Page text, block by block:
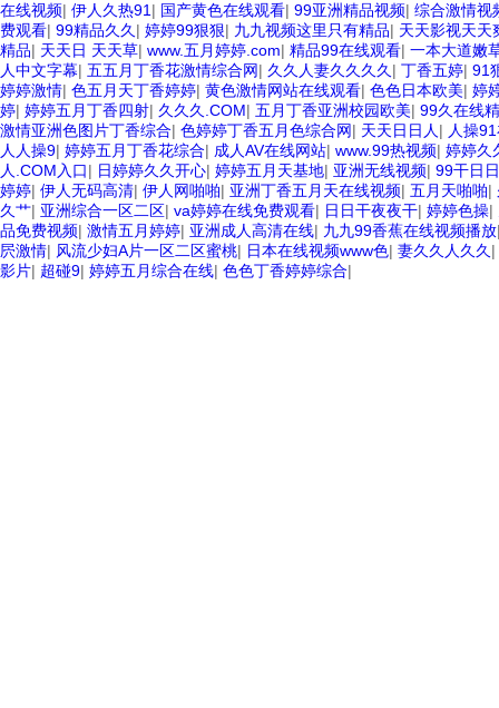
在线视频| 伊人久热91 | 国产黄色在线观看| 99亚洲精品视频| 综合激情视
费观看| 99精品久久 | 婷婷99狠狠| 九九视频这里只有精品| 天天影视天天
精品| 天天日 天天草| www.五月婷婷.com| 精品99在线观看| 一本大道嫩
人中文字幕| 五五月丁香花激情综合网| 久久人妻久久久久 | 丁香五婷| 91
婷婷激情| 色五月天丁香婷婷| 黄色激情网站在线观看| 色色日本欧美| 婷
婷| 婷婷五月丁香四射| 久久久.COM| 五月丁香亚洲校园欧美| 99久在线
激情亚洲色图片丁香综合| 色婷婷丁香五月色综合网| 天天日日人 | 人操
人人操9| 婷婷五月丁香花综合| 成人AV在线网站| www.99热视频| 婷婷久
人.COM入口| 日婷婷久久开心| 婷婷五月天基地| 亚洲无线视频| 99干日
婷婷| 伊人无码高清| 伊人网啪啪| 亚洲丁香五月天在线视频| 五月天啪啪|
久艹| 亚洲综合一区二区| va婷婷在线免费观看| 日日干夜夜干| 婷婷色操|
品免费视频| 激情五月婷婷| 亚洲成人高清在线| 九九99香蕉在线视频播放
屄激情| 风流少妇A片一区二区蜜桃| 日本在线视频www色| 妻久久人久久 |
影片| 超碰9| 婷婷五月综合在线| 色色丁香婷婷综合|